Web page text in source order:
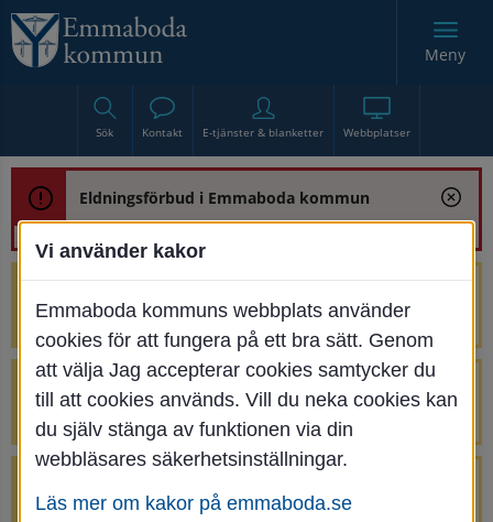
Sök Kontakt E-tjänster & blanketter Webbplatser
Meny
Eldningsförbud i Emmaboda kommun
renoveringen av Bjurbäcksbron
Tillfälliga avstängningar på Centrumtorget
v. 25-34
avstängda.
Vi använder kakor
Emmaboda kommuns webbplats använder
cookies för att fungera på ett bra sätt. Genom
att välja Jag accepterar cookies samtycker du
till att cookies används. Vill du neka cookies kan
du själv stänga av funktionen via din
webbläsares säkerhetsinställningar.
Läs mer om kakor på emmaboda.se